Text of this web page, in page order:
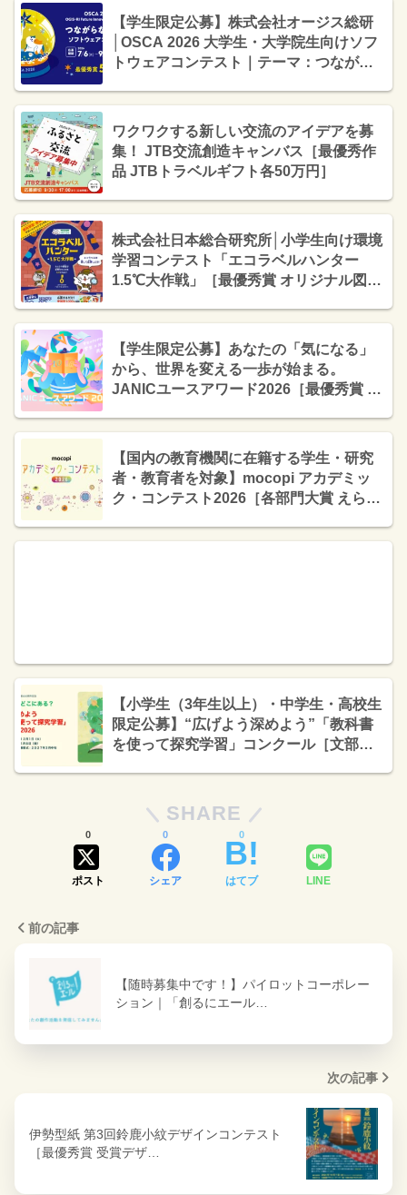
【学生限定公募】株式会社オージス総研
│OSCA 2026 大学生・大学院生向けソフ
トウェアコンテスト｜テーマ：つながら
ワクワクする新しい交流のアイデアを募
集！ JTB交流創造キャンバス［最優秀作
品 JTBトラベルギフト各50万円］
株式会社日本総合研究所│小学生向け環境
学習コンテスト「エコラベルハンター
1.5℃大作戦」［最優秀賞 オリジナル図書
を活用したトロフィーをプレゼント！］
【学生限定公募】あなたの「気になる」
から、世界を変える一歩が始まる。
JANICユースアワード2026［最優秀賞 賞
【国内の教育機関に在籍する学生・研究
者・教育者を対象】mocopi アカデミッ
ク・コンテスト2026［各部門大賞 えらべ
【小学生（3年生以上）・中学生・高校生
限定公募】“広げよう深めよう”「教科書
を使って探究学習」コンクール［文部科
SHARE
ポスト
0
シェア
0
はてブ
0
LINE
前の記事
【随時募集中です！】パイロットコーポレー
ション｜「創るにエール…
次の記事
伊勢型紙 第3回鈴鹿小紋デザインコンテスト
［最優秀賞 受賞デザ…